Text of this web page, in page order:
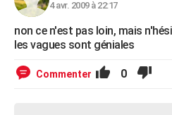
4 avr. 2009 à 22:17
non ce n'est pas loin, mais
les vagues sont géniales
Commenter 0